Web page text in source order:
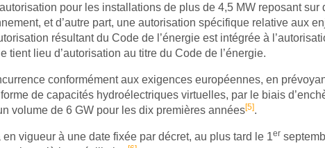
pour les installations de plus de 4,5 MW reposant sur
et d’autre part, une autorisation spécifique relative aux
résultant du Code de l’énergie est intégrée à
lieu d’autorisation au titre du Code de l’énergie.
conformément aux exigences européennes, en
de capacités hydroélectriques virtuelles, par le biais
volume de 6 GW pour les dix premières années[5].
vigueur à une date fixée par décret, au plus tard le 1er